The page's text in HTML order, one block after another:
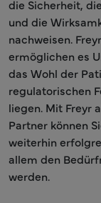
die Sicherheit,
und die
nachweisen.
ermöglichen es
das Wohl der
regulatorischen
liegen. Mit Freyr
Partner können
weiterhin
allem den
werden.